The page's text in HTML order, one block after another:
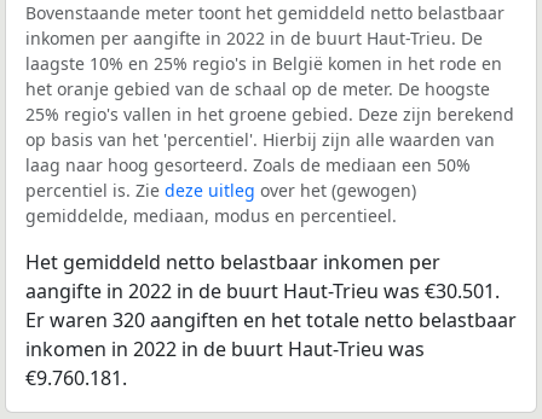
Bovenstaande meter toont het gemiddeld netto belastbaar
inkomen per aangifte in 2022 in de buurt Haut-Trieu. De
laagste 10% en 25% regio's in België komen in het rode en
het oranje gebied van de schaal op de meter. De hoogste
25% regio's vallen in het groene gebied. Deze zijn berekend
op basis van het 'percentiel'. Hierbij zijn alle waarden van
laag naar hoog gesorteerd. Zoals de mediaan een 50%
percentiel is. Zie deze uitleg over het (gewogen)
gemiddelde, mediaan, modus en percentieel.
Het gemiddeld netto belastbaar inkomen per
aangifte in 2022 in de buurt Haut-Trieu was €30.501.
Er waren 320 aangiften en het totale netto belastbaar
inkomen in 2022 in de buurt Haut-Trieu was
€9.760.181.